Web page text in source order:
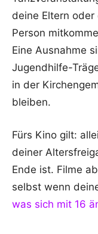
deine Eltern
Person
Eine Ausnahme
Jugendhilfe-
in der
bleiben.
Fürs Kino gilt:
deiner
Ende ist. Filme
selbst wenn
was sich mit 16